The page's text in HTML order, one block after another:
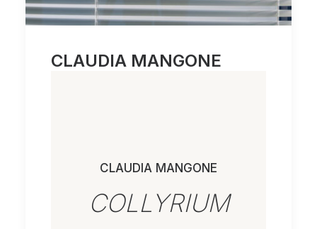
CLAUDIA MANGONE
CLAUDIA MANGONE
COLLYRIUM